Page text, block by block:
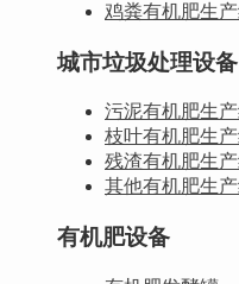
鸡粪有机肥生
城市垃圾处理设备
污泥有机肥生
枝叶有机肥生
残渣有机肥生
其他有机肥生
有机肥设备